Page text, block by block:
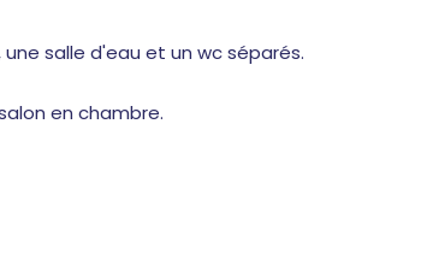
salle d'eau et un wc séparés.
en chambre.